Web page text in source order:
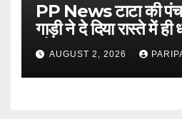
PP News टाटा की पंच
गाड़ी ने दे दिया रास्ते में ही
जो सब बताया झूठ
AUGUST 2, 2026